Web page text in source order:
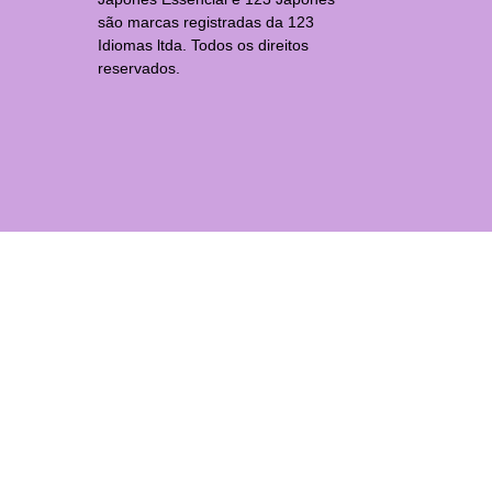
são marcas registradas da 123
Idiomas ltda. Todos os direitos
reservados.